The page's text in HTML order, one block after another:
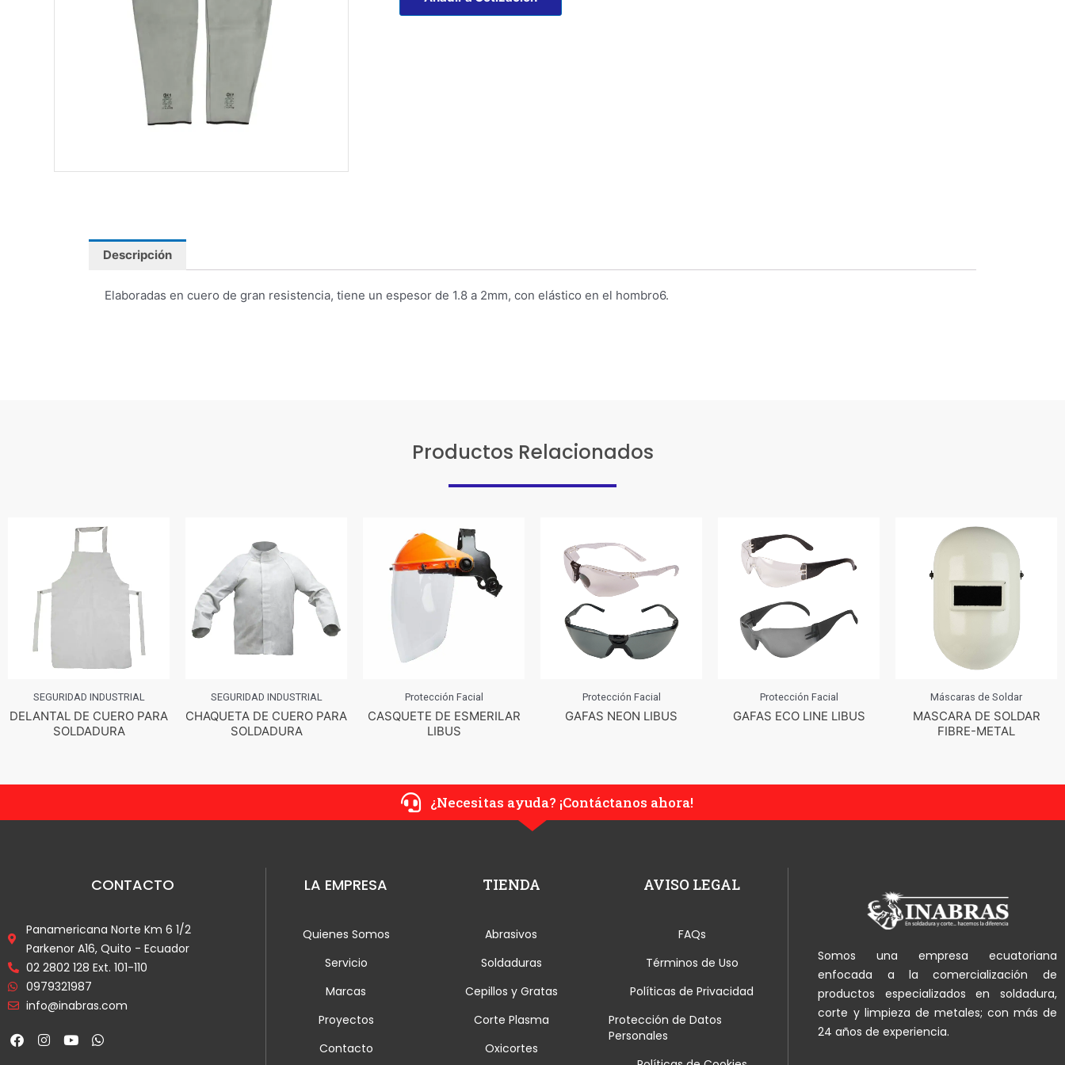
Descripción
Elaboradas en cuero de gran resistencia, tiene un espesor de 1.8 a 2mm, con elástico en el hombro6.
Productos Relacionados
SEGURIDAD INDUSTRIAL
DELANTAL DE CUERO PARA
SOLDADURA
SEGURIDAD INDUSTRIAL
CHAQUETA DE CUERO PARA
SOLDADURA
Protección Facial
CASQUETE DE ESMERILAR
Protección Facial
GAFAS NEON LIBUS
Protección Facial
GAFAS ECO LINE LIBUS
Máscaras de Soldar
MASCARA DE
FIBRE-METAL
¿Necesitas ayuda? ¡Contáctanos ahora!
CONTACTO
Panamericana Norte Km 6 1/2
Parkenor A16, Quito - Ecuador
02 2802 128 Ext. 101-110
0979321987
info@inabras.com
F
a
I
n
Y
o
W
h
LA EMPRESA
Quienes Somos
Servicio
Marcas
Proyectos
Contacto
TIENDA
Abrasivos
Soldaduras
Cepillos y Gratas
Corte Plasma
Oxicortes
AVISO LEGAL
FAQs
Términos de Uso
Políticas de Privacidad
Protección de Datos
Personales
Somos una empresa ecuatoriana
enfocada a la comercialización de
productos especializados en soldadura,
corte y limpieza de metales; con más de
24 años de experiencia.